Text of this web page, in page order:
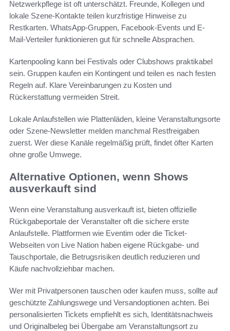
Netzwerkpflege ist oft unterschätzt. Freunde, Kollegen und
lokale Szene-Kontakte teilen kurzfristige Hinweise zu
Restkarten. WhatsApp-Gruppen, Facebook-Events und E-
Mail-Verteiler funktionieren gut für schnelle Absprachen.
Kartenpooling kann bei Festivals oder Clubshows praktikabel
sein. Gruppen kaufen ein Kontingent und teilen es nach festen
Regeln auf. Klare Vereinbarungen zu Kosten und
Rückerstattung vermeiden Streit.
Lokale Anlaufstellen wie Plattenläden, kleine Veranstaltungsorte
oder Szene-Newsletter melden manchmal Restfreigaben
zuerst. Wer diese Kanäle regelmäßig prüft, findet öfter Karten
ohne große Umwege.
Alternative Optionen, wenn Shows
ausverkauft sind
Wenn eine Veranstaltung ausverkauft ist, bieten offizielle
Rückgabeportale der Veranstalter oft die sichere erste
Anlaufstelle. Plattformen wie Eventim oder die Ticket-
Webseiten von Live Nation haben eigene Rückgabe- und
Tauschportale, die Betrugsrisiken deutlich reduzieren und
Käufe nachvollziehbar machen.
Wer mit Privatpersonen tauschen oder kaufen muss, sollte auf
geschützte Zahlungswege und Versandoptionen achten. Bei
personalisierten Tickets empfiehlt es sich, Identitätsnachweis
und Originalbeleg bei Übergabe am Veranstaltungsort zu